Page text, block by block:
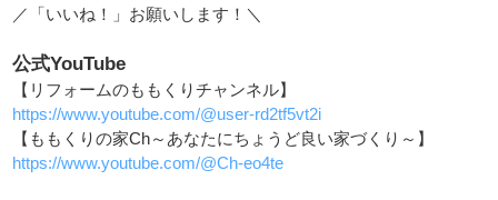
／「いいね！」お願いします！＼
公式YouTube
【リフォームのももくりチャンネル】
https://www.youtube.com/@user-rd2tf5vt2i
【ももくりの家Ch～あなたにちょうど良い家づくり～】
https://www.youtube.com/@Ch-eo4te